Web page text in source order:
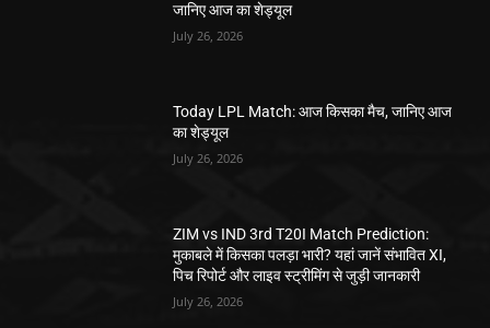
जानिए आज का शेड्यूल
July 26, 2026
Today LPL Match: आज किसका मैच, जानिए आज
का शेड्यूल
July 26, 2026
ZIM vs IND 3rd T20I Match Prediction:
मुकाबले में किसका पलड़ा भारी? यहां जानें संभावित XI,
पिच रिपोर्ट और लाइव स्ट्रीमिंग से जुड़ी जानकारी
July 26, 2026